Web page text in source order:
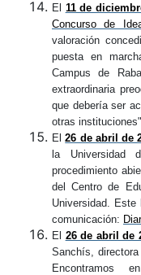
El 11 de
Concurso de
valoración
puesta en
Campus de
extraordinaria
que debería ser
otras instituciones".
El26 de abril de
la Universidad
procedimiento
del Centro de
Universidad.
comunicación:
El 26 de abril de
Sanchís ,
Encontramos